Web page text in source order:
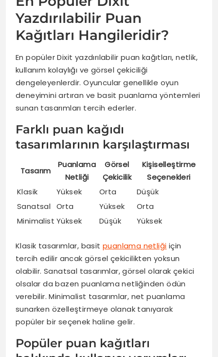
Yazdırılabilir Puan
Kağıtları Hangileridir?
En popüler Dixit yazdırılabilir puan kağıtları, netlik,
kullanım kolaylığı ve görsel çekiciliği
dengeleyenlerdir. Oyuncular genellikle oyun
deneyimini artıran ve basit puanlama yöntemleri
sunan tasarımları tercih ederler.
Farklı puan kağıdı
tasarımlarının karşılaştırması
Tasarım
Puanlama
Netliği
Görsel
Çekicilik
Kişiselleştirme
Seçenekleri
Klasik
Yüksek Orta
Düşük
Sanatsal
Orta Yüksek
Orta
Minimalist Yüksek Düşük Yüksek
Klasik tasarımlar, basit puanlama netliği için
tercih edilir ancak görsel çekicilikten yoksun
olabilir. Sanatsal tasarımlar, görsel olarak çekici
olsalar da bazen puanlama netliğinden ödün
verebilir. Minimalist tasarımlar, net puanlama
sunarken özelleştirmeye olanak tanıyarak
popüler bir seçenek haline gelir.
Popüler puan kağıtları